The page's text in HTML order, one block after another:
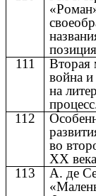
111
Вторая
война и
на
112
во
XX
113
А. де